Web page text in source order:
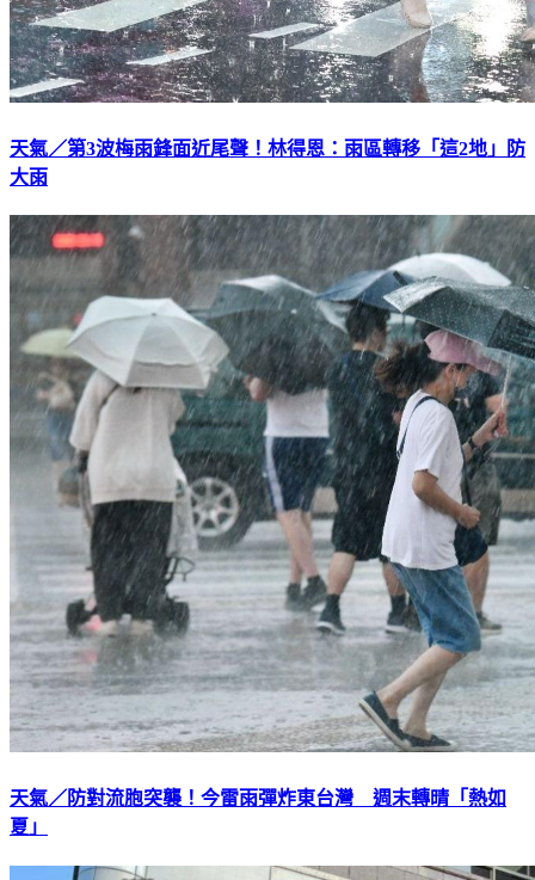
天氣／第3波梅雨鋒面近尾聲！林得恩：雨區轉移「這2地」防
大雨
天氣／防對流胞突襲！今雷雨彈炸東台灣 週末轉晴「熱如
夏」